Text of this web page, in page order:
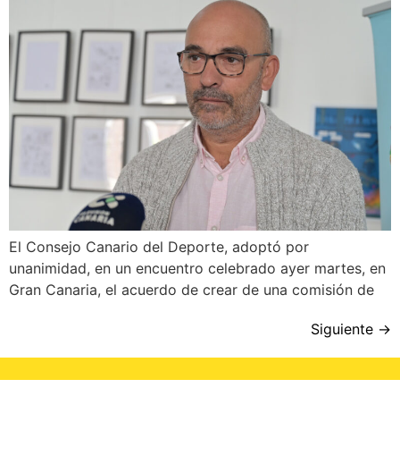
El Consejo Canario del Deporte, adoptó por
unanimidad, en un encuentro celebrado ayer martes, en
Gran Canaria, el acuerdo de crear de una comisión de
Siguiente →